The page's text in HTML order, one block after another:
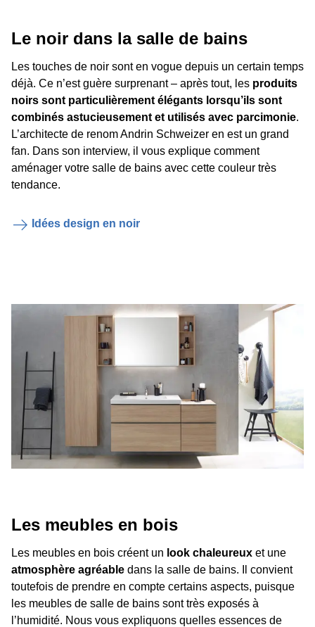
Le noir dans la salle de bains
Les touches de noir sont en vogue depuis un certain temps
déjà. Ce n’est guère surprenant – après tout, les produits
noirs sont particulièrement élégants lorsqu’ils sont
combinés astucieusement et utilisés avec parcimonie.
L’architecte de renom Andrin Schweizer en est un grand
fan. Dans son interview, il vous explique comment
aménager votre salle de bains avec cette couleur très
tendance.
Idées design en noir
Les meubles en bois
Les meubles en bois créent un look chaleureux et une
atmosphère agréable dans la salle de bains. Il convient
toutefois de prendre en compte certains aspects, puisque
les meubles de salle de bains sont très exposés à
l’humidité. Nous vous expliquons quelles essences de